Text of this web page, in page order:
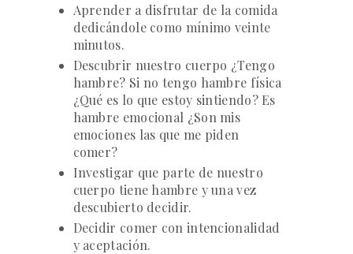
Aprender a disfrutar de la comida
dedicándole como mínimo veinte
minutos.
Descubrir nuestro cuerpo ¿Tengo
hambre? Si no tengo hambre física
¿Qué es lo que estoy sintiendo? Es
hambre emocional ¿Son mis
emociones las que me piden
comer?
Investigar que parte de nuestro
cuerpo tiene hambre y una vez
descubierto decidir.
Decidir comer con intencionalidad
y aceptación.